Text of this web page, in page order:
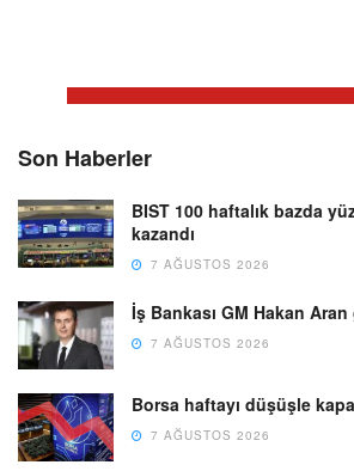
Son Haberler
BIST 100 haftalık bazda
kazandı
7 AĞUSTOS 2026
İş Bankası GM Hakan
7 AĞUSTOS 2026
Borsa haftayı düşüşle
7 AĞUSTOS 2026